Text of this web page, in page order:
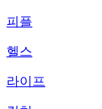
피플
헬스
라이프